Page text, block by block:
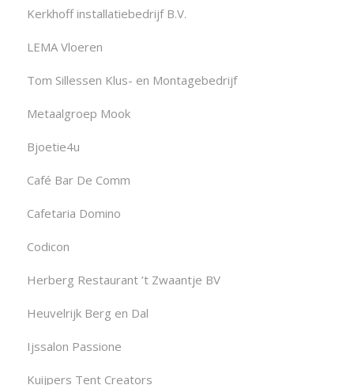
Kerkhoff installatiebedrijf B.V.
LEMA Vloeren
Tom Sillessen Klus- en Montagebedrijf
Metaalgroep Mook
Bjoetie4u
Café Bar De Comm
Cafetaria Domino
Codicon
Herberg Restaurant ’t Zwaantje BV
Heuvelrijk Berg en Dal
Ijssalon Passione
Kuijpers Tent Creators